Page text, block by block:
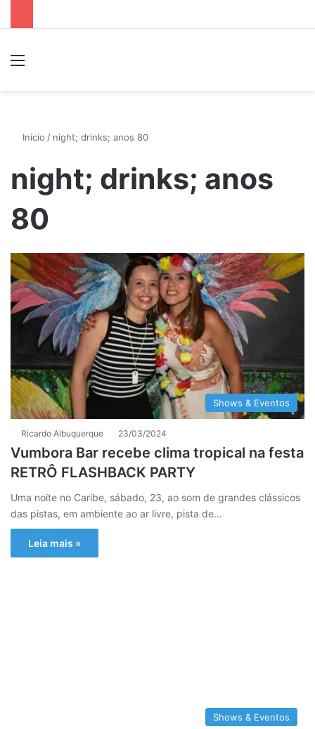
Início / night; drinks; anos 80
night; drinks; anos
80
Shows & Eventos
Ricardo Albuquerque 23/03/2024
Vumbora Bar recebe clima tropical na festa
RETRÔ FLASHBACK PARTY
Uma noite no Caribe, sábado, 23, ao som de grandes clássicos
das pistas, em ambiente ao ar livre, pista de…
Leia mais »
Shows & Eventos